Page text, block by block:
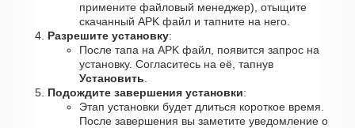
примените файловый менеджер), отыщите
скачанный APK файл и тапните на него.
Разрешите установку:
После тапа на APK файл, появится запрос на
установку. Согласитесь на её, тапнув
Установить
Подождите завершения установки:
Этап установки будет длиться короткое время.
После завершения вы заметите уведомление о